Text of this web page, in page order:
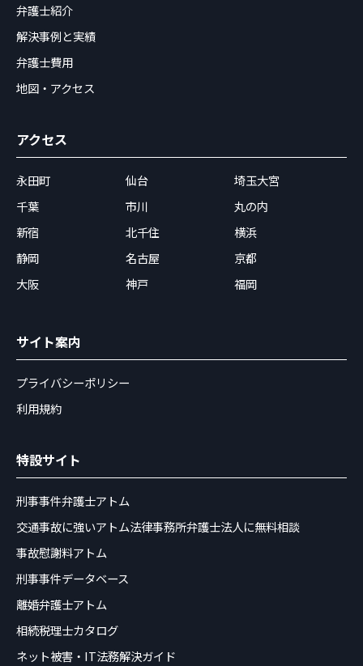
弁護士紹介
解決事例と実績
弁護士費用
地図・アクセス
アクセス
永田町 仙台
埼玉大宮
千葉
市川
丸の内
新宿
北千住
横浜
静岡
名古屋
京都
大阪
神戸 福岡
サイト案内
プライバシーポリシー
利用規約
特設サイト
刑事事件弁護士アトム
交通事故に強いアトム法律事務所弁護士法人に無料相談
事故慰謝料アトム
刑事事件データベース
離婚弁護士アトム
相続税理士カタログ
ネット被害・IT法務解決ガイド